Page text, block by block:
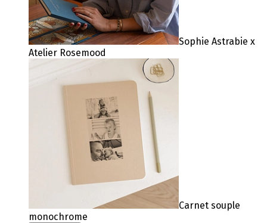
Sophie Astrabie x
Atelier Rosemood
Carnet souple
monochrome